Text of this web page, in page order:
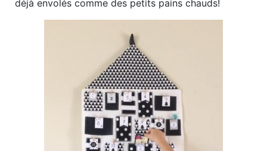
déjà envolés comme des petits pains chauds!